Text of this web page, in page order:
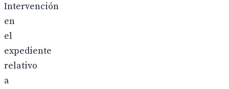
Intervención
en
el
expediente
relativo
a